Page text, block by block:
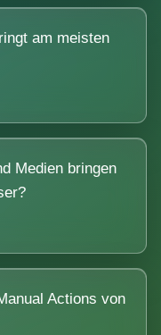
am meisten
Medien bringen
Actions von